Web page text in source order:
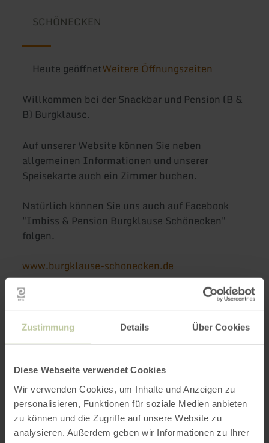
Zustimmung Details Über Cookies
Diese Webseite verwendet Cookies
Wir verwenden Cookies, um Inhalte und Anzeigen zu
personalisieren, Funktionen für soziale Medien anbieten
zu können und die Zugriffe auf unsere Website zu
analysieren. Außerdem geben wir Informationen zu Ihrer
SCHÖNECKEN
Heute geöffnetWeitere Öffnungszeiten
Willkommen bei der Snackbar und Pension (B &
B) Burgklause.
Auf unserer Website können Sie neben
allgemeinen Informationen und unserer
Speisekarte auch ein Zimmer buchen.
Natürlich können Sie uns auch auf Facebook
"Imbiss & Pension Burgklause Schönecken"
folgen.
www.burgklause-schonecken.de
Weitere Infos